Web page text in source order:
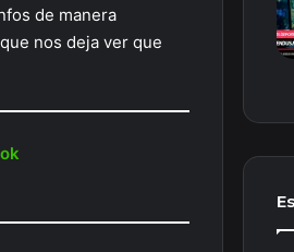
de manera
nos deja ver que